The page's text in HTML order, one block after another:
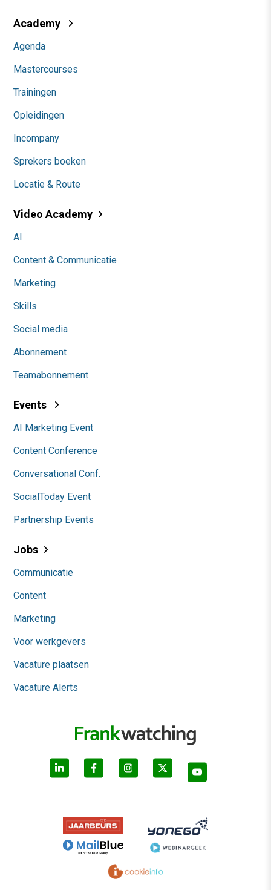
Academy
Agenda
Mastercourses
Trainingen
Opleidingen
Incompany
Sprekers boeken
Locatie & Route
Video Academy
AI
Content & Communicatie
Marketing
Skills
Social media
Abonnement
Teamabonnement
Events
AI Marketing Event
Content Conference
Conversational Conf.
SocialToday Event
Partnership Events
Jobs
Communicatie
Content
Marketing
Voor werkgevers
Vacature plaatsen
Vacature Alerts